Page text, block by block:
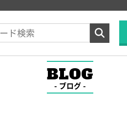
BLOG
ブログ